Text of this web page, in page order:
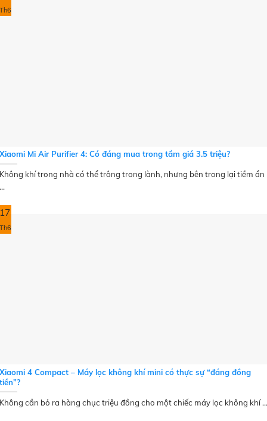
Th6
Xiaomi Mi Air Purifier 4: Có đáng mua trong tầm giá 3.5 triệu?
Không khí trong nhà có thể trông trong lành, nhưng bên trong lại tiềm ẩn
...
17
Th6
Xiaomi 4 Compact – Máy lọc không khí mini có thực sự “đáng đồng
tiền”?
Không cần bỏ ra hàng chục triệu đồng cho một chiếc máy lọc không khí ...